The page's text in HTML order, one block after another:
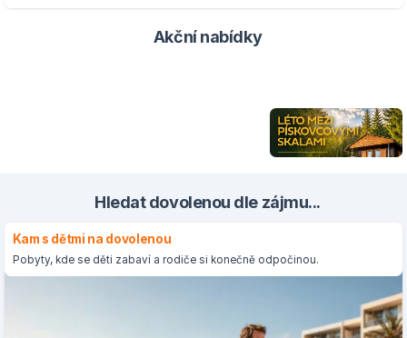
Akční nabídky
Hledat dovolenou dle zájmu...
Kam s dětmi na dovolenou
Pobyty, kde se děti zabaví a rodiče si konečně odpočinou.